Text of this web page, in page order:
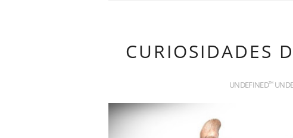
CURIOSIDADES
UNDEFINEDTH